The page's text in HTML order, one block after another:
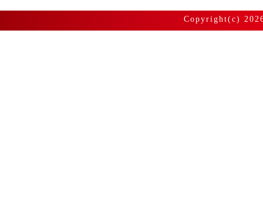
Copyright(c)